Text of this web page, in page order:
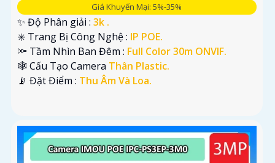
Giá Khuyến Mại: 5%-35%
✨ Độ Phân giải : 3k .
✳️ Trang Bị Công Nghệ : IP POE.
🔦 Tầm Nhìn Ban Đêm : Full Color 30m ONVIF.
🕸️ Cấu Tạo Camera Thân Plastic.
️📡 Đặt Điểm : Thu Âm Và Loa.